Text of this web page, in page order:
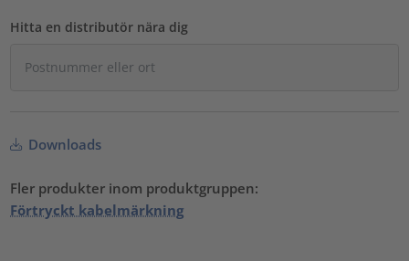
Hitta en distributör nära dig
Downloads
Fler produkter inom produktgruppen:
Förtryckt kabelmärkning